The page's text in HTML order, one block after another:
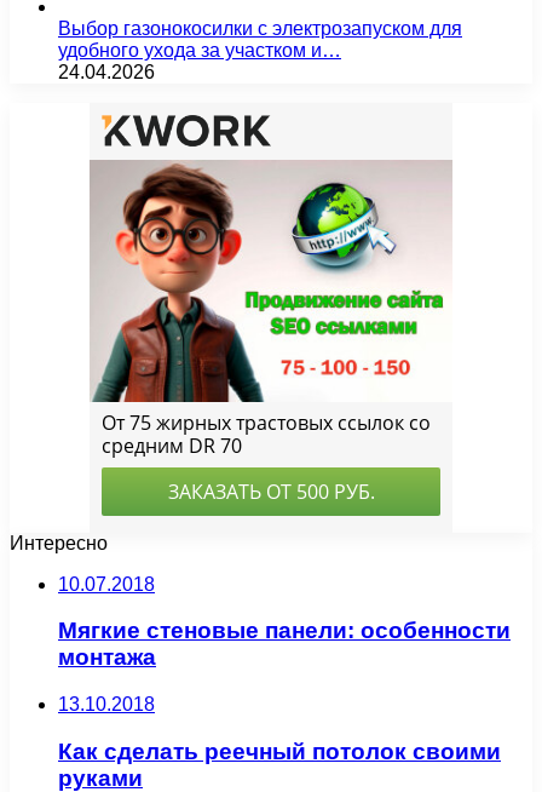
Выбор газонокосилки с электрозапуском для
удобного ухода за участком и…
24.04.2026
Интересно
10.07.2018
Мягкие стеновые панели: особенности
монтажа
13.10.2018
Как сделать реечный потолок своими
руками